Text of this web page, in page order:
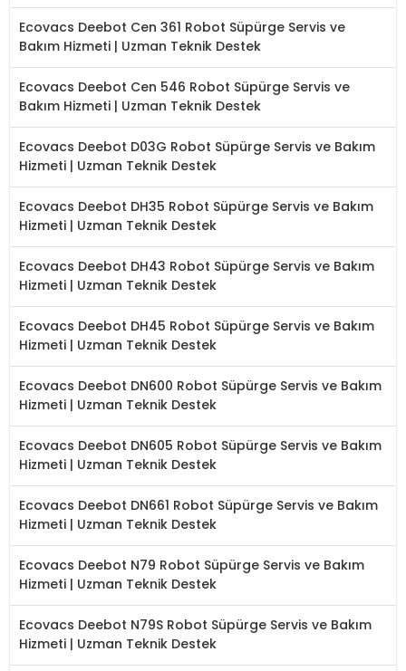
Ecovacs Deebot Cen 361 Robot Süpürge Servis ve
Bakım Hizmeti | Uzman Teknik Destek
Ecovacs Deebot Cen 546 Robot Süpürge Servis ve
Bakım Hizmeti | Uzman Teknik Destek
Ecovacs Deebot D03G Robot Süpürge Servis ve Bakım
Hizmeti | Uzman Teknik Destek
Ecovacs Deebot DH35 Robot Süpürge Servis ve Bakım
Hizmeti | Uzman Teknik Destek
Ecovacs Deebot DH43 Robot Süpürge Servis ve Bakım
Hizmeti | Uzman Teknik Destek
Ecovacs Deebot DH45 Robot Süpürge Servis ve Bakım
Hizmeti | Uzman Teknik Destek
Ecovacs Deebot DN600 Robot Süpürge Servis ve Bakım
Hizmeti | Uzman Teknik Destek
Ecovacs Deebot DN605 Robot Süpürge Servis ve Bakım
Hizmeti | Uzman Teknik Destek
Ecovacs Deebot DN661 Robot Süpürge Servis ve Bakım
Hizmeti | Uzman Teknik Destek
Ecovacs Deebot N79 Robot Süpürge Servis ve Bakım
Hizmeti | Uzman Teknik Destek
Ecovacs Deebot N79S Robot Süpürge Servis ve Bakım
Hizmeti | Uzman Teknik Destek